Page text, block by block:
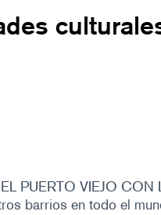
PUERTO VIEJO
barrios en todo el